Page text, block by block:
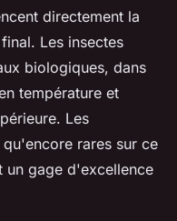
directement la
Les insectes
biologiques, dans
température et
Les
rares sur ce
un gage d'excellence